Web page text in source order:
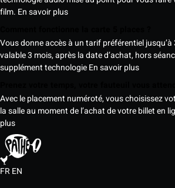
film. En savoir plus
Vous donne accès à un tarif préférentiel
valable 3 mois, après la date d’achat, hors
supplément technologieEn savoir plus
Avec le placement numéroté, vous choisissez
la salle au moment de l’achat de votre billet en
plus
FREN